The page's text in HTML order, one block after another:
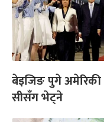
बेइजिङ पुगे अमेरिकी
सीसँग भेट्ने